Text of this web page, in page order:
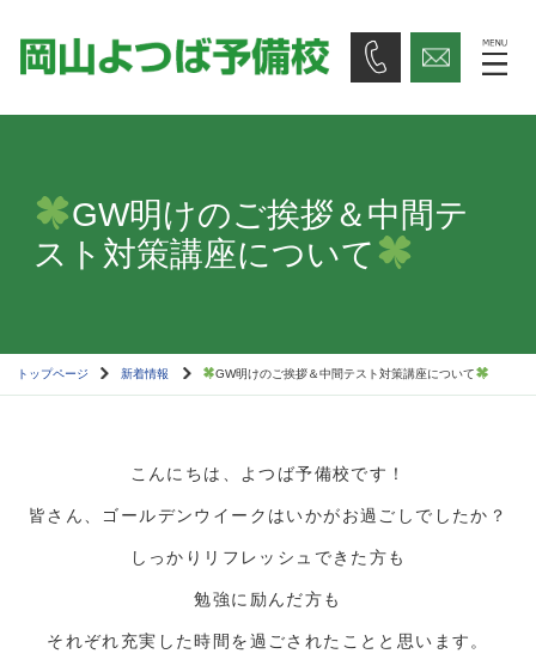
GW明けのご挨拶＆中間テ
スト対策講座について
トップページ 新着情報 GW明けのご挨拶＆中間テスト対策講座について
こんにちは、よつば予備校です！
皆さん、ゴールデンウイークはいかがお過ごしでしたか？
しっかりリフレッシュできた方も
勉強に励んだ方も
それぞれ充実した時間を過ごされたことと思います。